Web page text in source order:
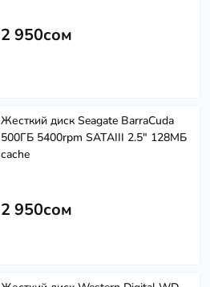
2 950сом
Жесткий диск Seagate BarraCuda
500ГБ 5400rpm SATAIII 2.5" 128МБ
cache
2 950сом